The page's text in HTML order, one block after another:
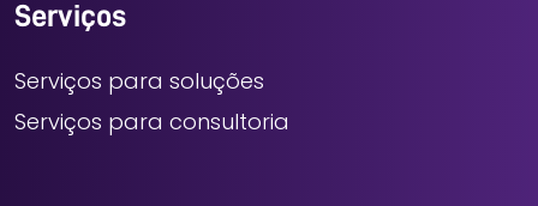
Serviços
Serviços para soluções
Serviços para consultoria